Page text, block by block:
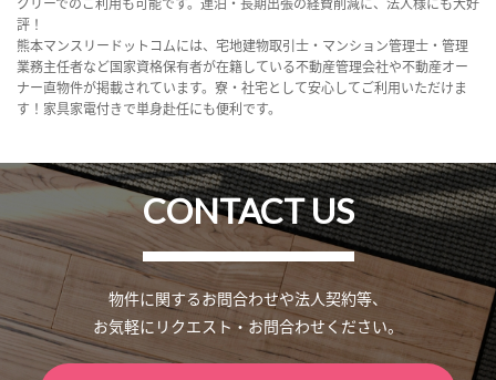
評！
熊本マンスリードットコムには、宅地建物取引士・マンション管理士・管理
業務主任者など国家資格保有者が在籍している不動産管理会社や不動産オー
ナー直物件が掲載されています。寮・社宅として安心してご利用いただけま
す！家具家電付きで単身赴任にも便利です。
CONTACT US
物件に関するお問合わせや法人契約等、
お気軽にリクエスト・お問合わせください。